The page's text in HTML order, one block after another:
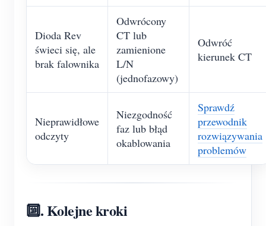
Dioda Rev
świeci się, ale
brak falownika
Odwrócony
CT lub
zamienione
L/N
(jednofazowy)
Odwróć
kierunek CT
Nieprawidłowe
odczyty
Niezgodność
faz lub błąd
okablowania
Sprawdź
przewodnik
rozwiązywania
problemów
🔟. Kolejne kroki